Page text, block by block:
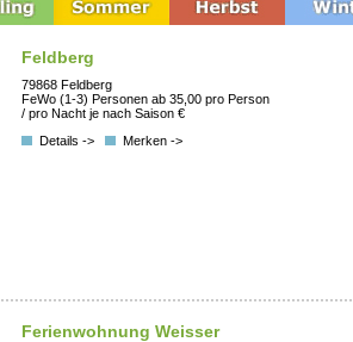
Feldberg
79868 Feldberg
FeWo (1-3) Personen ab 35,00 pro Person
/ pro Nacht je nach Saison €
Details ->
Merken ->
Ferienwohnung Weisser